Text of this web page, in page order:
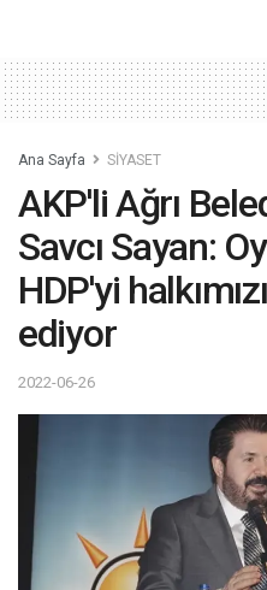
Ana Sayfa SİYASET
AKP'li Ağrı
Savcı Sayan:
HDP'yi
ediyor
2022-06-26